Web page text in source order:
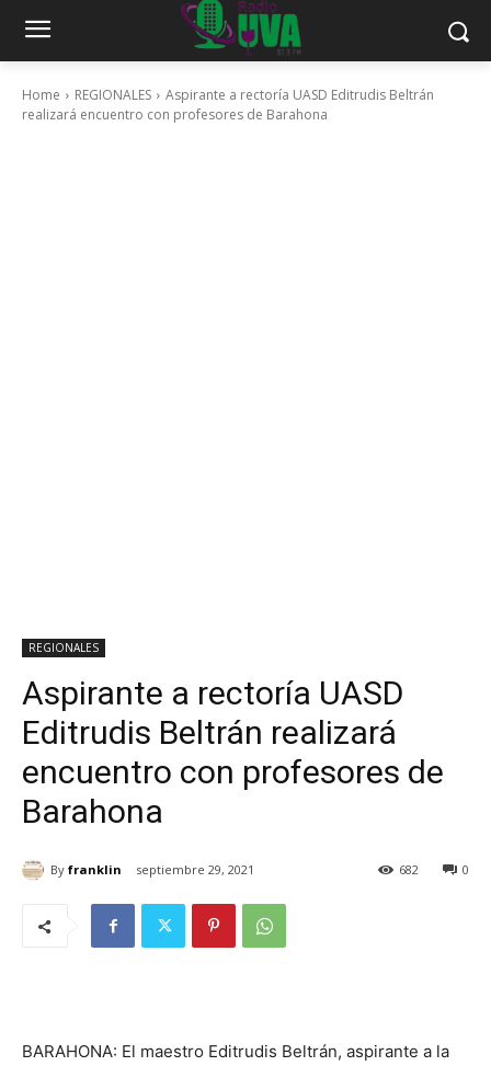
Home REGIONALES
Aspirante a rectoría UASD Editrudis Beltrán
realizará encuentro con profesores de Barahona
REGIONALES
Aspirante a rectoría UASD
Editrudis Beltrán realizará
encuentro con profesores de
Barahona
By franklin septiembre 29, 2021 0
682
BARAHONA: El maestro Editrudis Beltrán, aspirante a la